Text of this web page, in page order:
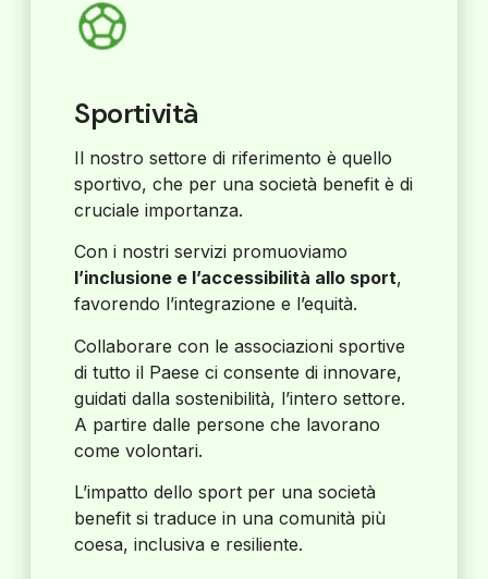
Sportività
Il nostro settore di riferimento è quello
sportivo, che per una società benefit è di
cruciale importanza.
Con i nostri servizi promuoviamo
l’inclusione e l’accessibilità allo sport,
favorendo l’integrazione e l’equità.
Collaborare con le associazioni sportive
di tutto il Paese ci consente di innovare,
guidati dalla sostenibilità, l’intero settore.
A partire dalle persone che lavorano
come volontari.
L’impatto dello sport per una società
benefit si traduce in una comunità più
coesa, inclusiva e resiliente.